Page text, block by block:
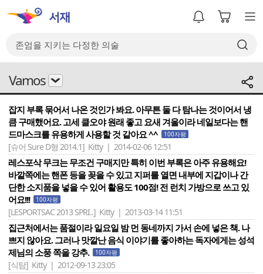
Vamos
잡지 부록 묶어서 나온 것인가 봐요. 아무튼 둘 다 탐나는 것이어서 냉
큼 구매했어요. 고세 클오야 원래 좋고 요새 겨울이라 네일보다는 핸
드마스크를 유용하게 사용할 것 같아요 ^^
100자평
[슈어 Sure D형 2014.1] Kitty | 2014-02-06 12:51
레스포삭 무크는 무조건 구매지만 특히 이번 부록은 아주 유용해요!
바깥쪽에는 핸폰 등을 꽂을 수 있고 지퍼를 열면 내부에 지갑이나 간
단한 소지품을 넣을 수 있어 활용도 100점! 전 런치 가방으로 쓰고 있
어요!!!
100자평
[LESPORTSAC 2013 SPRI..] Kitty | 2013-03-14 11:51
집근처에서는 품절이라 일요일 밤 먼 동네까지 가서 손에 넣은 책. 나
쁘지 않아요. 그러나 맛깔난 음식 이야기를 좋아하는 독자에게는 성석
제님의 소풍 쪽을 강추.
100자평
[식탐] Kitty | 2012-09-13 23:05